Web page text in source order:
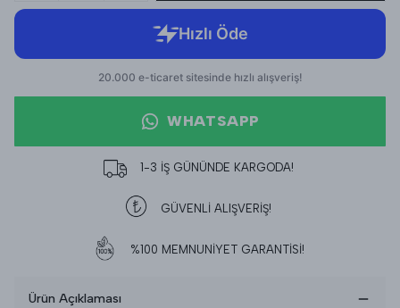
WHATSAPP
1-3 İŞ GÜNÜNDE KARGODA!
GÜVENLİ ALIŞVERİŞ!
%100 MEMNUNİYET GARANTİSİ!
Ürün Açıklaması